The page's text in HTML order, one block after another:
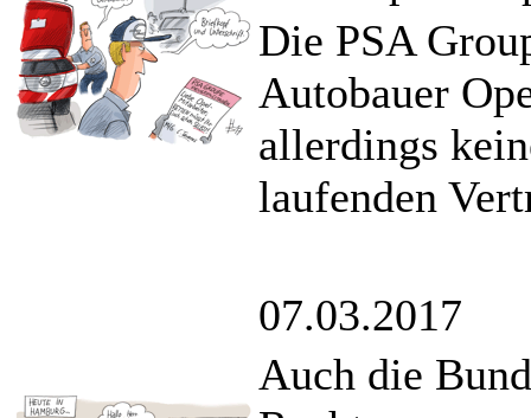
Die PSA
Autobauer
allerdings
laufenden
07.03.2017
Auch die